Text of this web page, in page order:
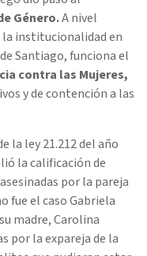
Género.A nivel
institucionalidad en
Santiago, funciona el
contra las Mujeres,
y de contención a las
la ley 21.212 del año
la calificación de
por la pareja
fue el caso Gabriela
madre, Carolina
por la expareja de la